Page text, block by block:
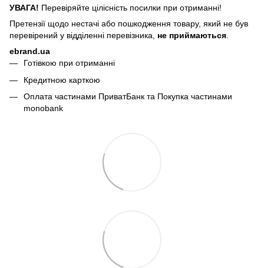
УВАГА! Перевіряйте цілісність посилки при отриманні!
Претензії щодо нестачі або пошкодження товару, який не був
перевірений у відділенні перевізника, не приймаються
ebrand.ua
Готівкою при отриманні
Кредитною карткою
Оплата частинами ПриватБанк та Покупка частинами
monobank